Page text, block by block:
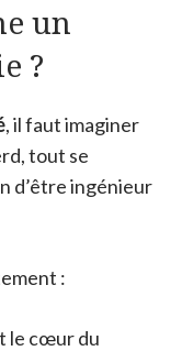
un
?
, il faut imaginer
tout se
d’être ingénieur
:
le cœur du